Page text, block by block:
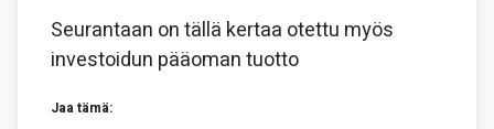
Seurantaan on tällä kertaa otettu myös
investoidun pääoman tuotto
Jaa tämä: